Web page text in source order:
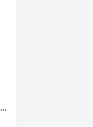
Cilindro Chapa Contacto Original Hyundai H1 Tq 2007 2020